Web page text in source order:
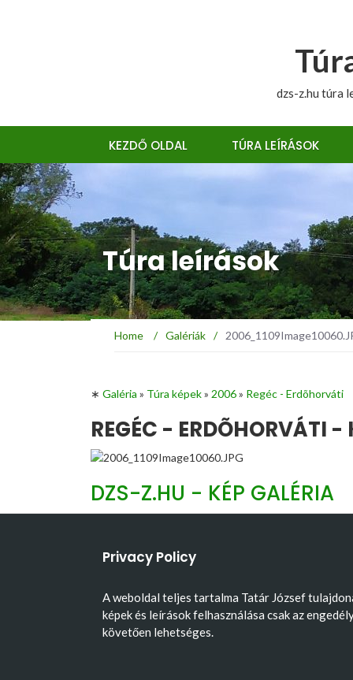
dzs-z.hu túra
KEZDŐ OLDAL TÚRA LEÍRÁSOK
Túra leírások
Home / Galériák /
∗ Galéria » Túra képek» 2006» Regéc - Erdõhorváti
REGÉC - ERDÕHORVÁTI -
DZS-Z.HU - KÉP GALÉRIA
Privacy Policy
A weboldal teljes tartalma Tatár József
képek és leírások felhasználása csak az
követően lehetséges.